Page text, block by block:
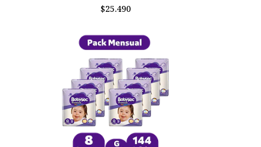
$25.490